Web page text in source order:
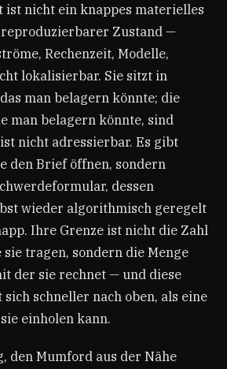
ist nicht ein knappes materielles
Zustand —
Rechenzeit, Modelle,
lokalisierbar. Sie sitzt in
man belagern könnte; die
man belagern könnte, sind
nicht adressierbar. Es gibt
den Brief öffnen, sondern
dessen
wieder algorithmisch geregelt
Ihre Grenze ist nicht die Zahl
sie tragen, sondern die Menge
der sie rechnet — und diese
schneller nach oben, als eine
einholen kann.
den Mumford aus der Nähe